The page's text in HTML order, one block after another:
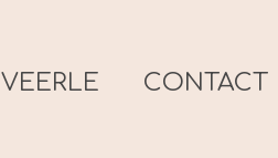
VEERLE CONTACT